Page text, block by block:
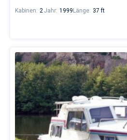
Kabinen: 2Jahr: 1999 Länge: 37 ft